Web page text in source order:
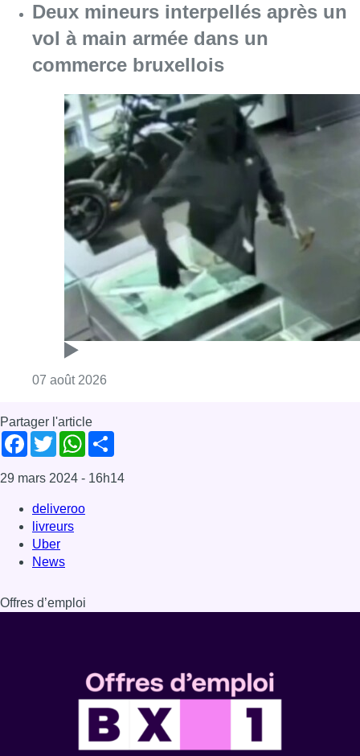
Deux mineurs interpellés après un
vol à main armée dans un
commerce bruxellois
07 août 2026
Partager l'article
Facebook
TwitterWhatsApp
29 mars 2024 - 16h14
deliveroo
livreurs
Uber
News
Offres d’emploi